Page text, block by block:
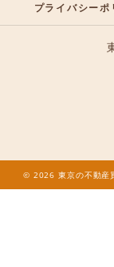
プライバシーポ
© 2026 東京の不動産